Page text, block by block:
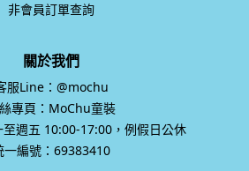
非會員訂單查詢
關於我們
服Line：@mochu
專頁：MoChu童裝
至週五 10:00-17:00，例假日公休
一編號：69383410